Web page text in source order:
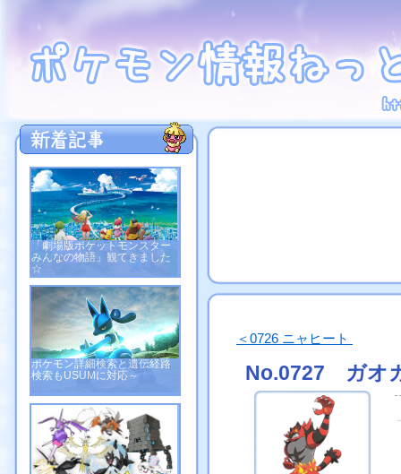
「劇場版ポケットモンスター
みんなの物語」観てきました
☆
ポケモン詳細検索と遺伝経路
検索もUSUMに対応～
＜0726 ニャヒート
No.0727 ガオ